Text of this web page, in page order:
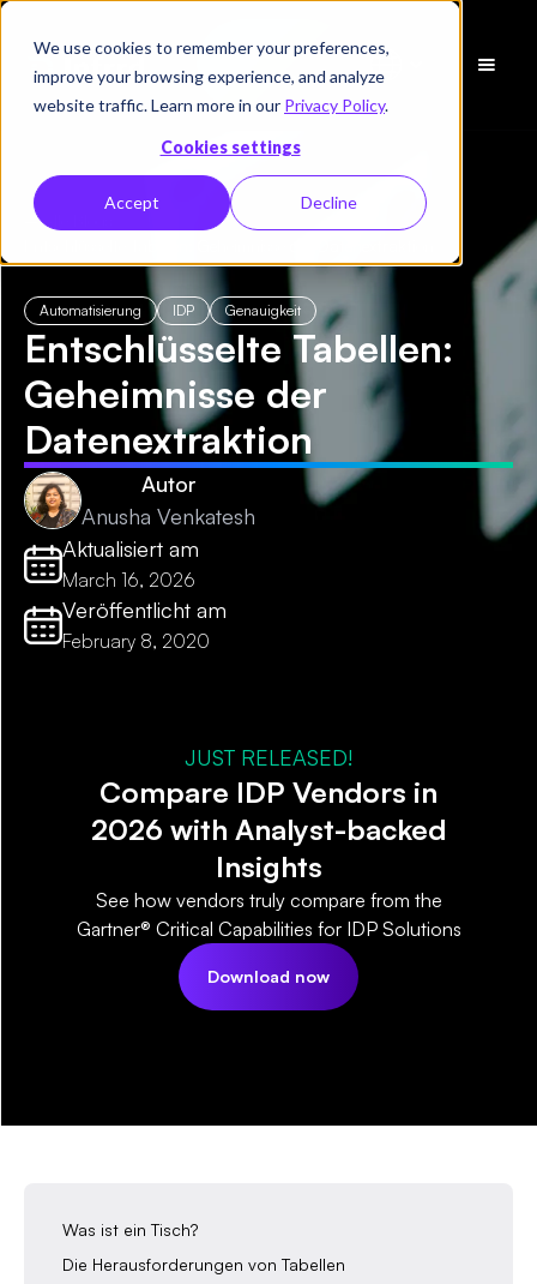
We use cookies to remember your preferences,
improve your browsing experience, and analyze
website traffic. Learn more in our Privacy Policy.
Cookies settings
Accept Decline
Demo
vereinbaren
← Alle Blogs
Automatisierung IDP Genauigkeit
Entschlüsselte Tabellen:
Geheimnisse der
Datenextraktion
Autor
Anusha Venkatesh
Aktualisiert am
March 16, 2026
Veröffentlicht am
February 8, 2020
JUST RELEASED!
Compare IDP Vendors in
2026 with Analyst-backed
Insights
See how vendors truly compare from the
Gartner® Critical Capabilities for IDP Solutions
Download now
Was ist ein Tisch?
Die Herausforderungen von Tabellen